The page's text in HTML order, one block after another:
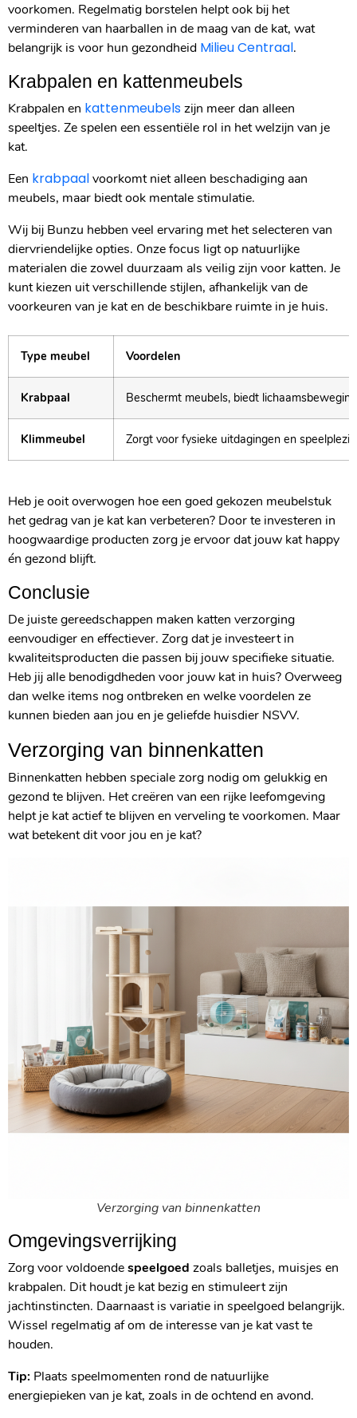
voorkomen. Regelmatig borstelen helpt ook bij het
verminderen van haarballen in de maag van de kat, wat
belangrijk is voor hun gezondheid Milieu Centraal.
Krabpalen en kattenmeubels
Krabpalen en kattenmeubelszijn meer dan alleen
speeltjes. Ze spelen een essentiële rol in het welzijn van je
kat.
Een krabpaalvoorkomt niet alleen beschadiging aan
meubels, maar biedt ook mentale stimulatie.
Wij bij Bunzu hebben veel ervaring met het selecteren van
diervriendelijke opties. Onze focus ligt op natuurlijke
materialen die zowel duurzaam als veilig zijn voor katten. Je
kunt kiezen uit verschillende stijlen, afhankelijk van de
voorkeuren van je kat en de beschikbare ruimte in je huis.
Type meubel Voordelen
Krabpaal Beschermt meubels, biedt lichaamsbeweging
Klimmeubel Zorgt voor fysieke uitdagingen en
Heb je ooit overwogen hoe een goed gekozen meubelstuk
het gedrag van je kat kan verbeteren? Door te investeren in
hoogwaardige producten zorg je ervoor dat jouw kat happy
én gezond blijft.
Conclusie
De juiste gereedschappen maken katten verzorging
eenvoudiger en effectiever. Zorg dat je investeert in
kwaliteitsproducten die passen bij jouw specifieke situatie.
Heb jij alle benodigdheden voor jouw kat in huis? Overweeg
dan welke items nog ontbreken en welke voordelen ze
kunnen bieden aan jou en je geliefde huisdier NSVV.
Verzorging van binnenkatten
Binnenkatten hebben speciale zorg nodig om gelukkig en
gezond te blijven. Het creëren van een rijke leefomgeving
helpt je kat actief te blijven en verveling te voorkomen. Maar
wat betekent dit voor jou en je kat?
Verzorging van binnenkatten
Omgevingsverrijking
Zorg voor voldoendespeelgoed zoals balletjes, muisjes en
krabpalen. Dit houdt je kat bezig en stimuleert zijn
jachtinstincten. Daarnaast is variatie in speelgoed belangrijk.
Wissel regelmatig af om de interesse van je kat vast te
houden.
Tip: Plaats speelmomenten rond de natuurlijke
energiepieken van je kat, zoals in de ochtend en avond.